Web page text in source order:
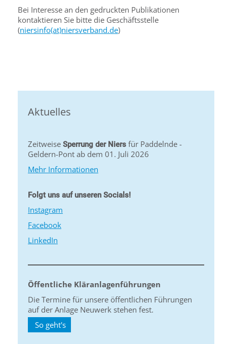
Bei Interesse an den gedruckten Publikationen
kontaktieren Sie bitte die Geschäftsstelle
(niersinfo(at)niersverband.de)
Aktuelles
Zeitweise Sperrung der Niers für Paddelnde -
Geldern-Pont ab dem 01. Juli 2026
Mehr Informationen
Folgt uns auf unseren Socials!
Instagram
Facebook
LinkedIn
Öffentliche Kläranlagenführungen
Die Termine für unsere öffentlichen Führungen
auf der Anlage Neuwerk stehen fest.
So geht's